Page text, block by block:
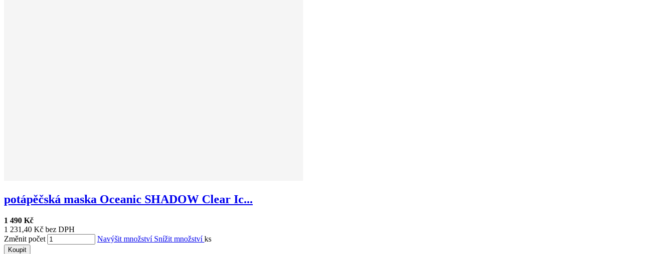
potápěčská maska Oceanic SHADOW Clear Ic...
1 490 Kč
1 231,40 Kč bez DPH
Změnit počet
Navýšit množství Snížit množstvíks
Koupit